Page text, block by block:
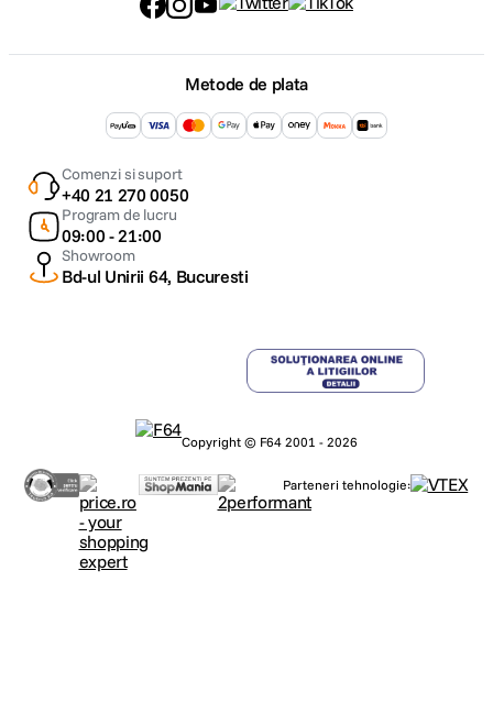
Metode de plata
Comenzi si suport
+40 21 270 0050
Program de lucru
09:00 - 21:00
Showroom
Bd-ul Unirii 64, Bucuresti
Copyright © F64 2001 - 2026
Parteneri tehnologie: